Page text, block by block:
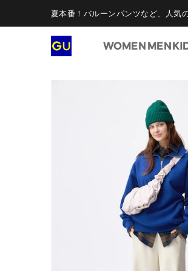
夏本番！バルーンパンツなど、人気
WOMEN MEN